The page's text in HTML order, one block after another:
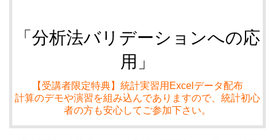
「分析法バリデーションへの応
用」
【受講者限定特典】統計実習用Excelデータ配布
計算のデモや演習を組み込んでありますので、統計初心
者の方も安心してご参加下さい。